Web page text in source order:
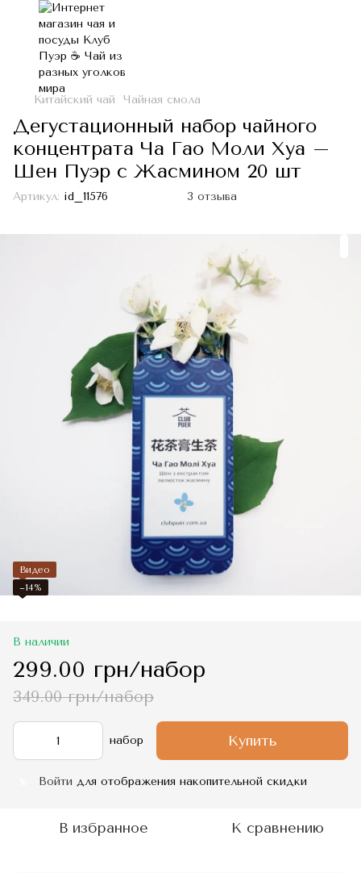
Китайский чай Чайная смола
Дегустационный набор чайного
концентрата Ча Гао Моли Хуа –
Шен Пуэр с Жасмином 20 шт
Артикул: id_11576 3 отзыва
Видео
−14%
В наличии
299.00 грн/набор
349.00 грн/набор
набор Купить
Войти для отображения накопительной скидки
В избранное К сравнению